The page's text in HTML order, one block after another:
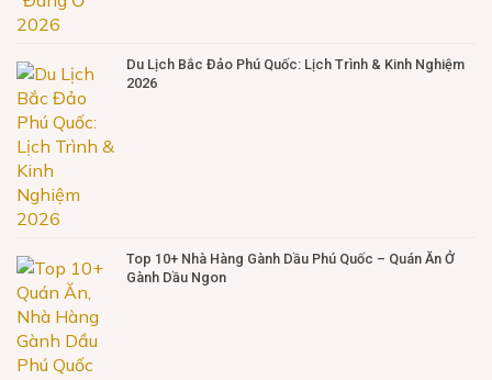
Du Lịch Bắc Đảo Phú Quốc: Lịch Trình & Kinh Nghiệm
2026
Top 10+ Nhà Hàng Gành Dầu Phú Quốc – Quán Ăn Ở
Gành Dầu Ngon